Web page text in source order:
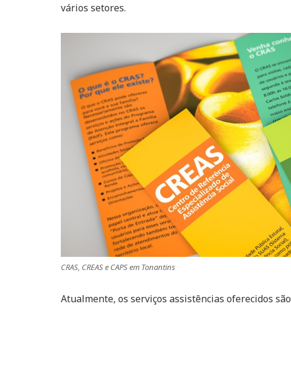
vários setores.
CRAS, CREAS e CAPS em Tonantins
Atualmente, os serviços assistências oferecidos